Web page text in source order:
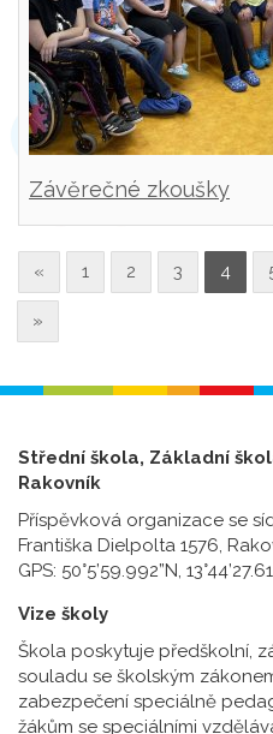
Závěrečné zkoušky
« 1 2 3 4
»
Střední škola, Základní
Rakovník
Příspěvková organizace se
Františka Dielpolta 1576,
GPS: 50°5’59.992”N,
Vize školy
Škola poskytuje předškolní,
souladu se školským
zabezpečení speciálně
žákům se speciálními